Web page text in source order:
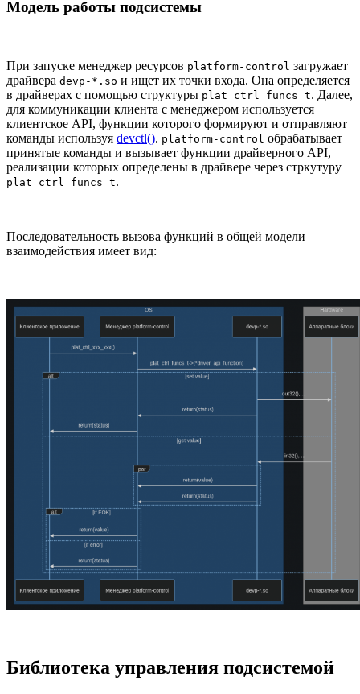
Модель работы подсистемы
При запуске менеджер ресурсов platform-control загружает
драйвера devp-*.so и ищет их точки входа. Она определяется
в драйверах с помощью структуры plat_ctrl_funcs_t. Далее,
для коммуникации клиента с менеджером используется
клиентское API, функции которого формируют и отправляют
команды используя devctl(). platform-control обрабатывает
принятые команды и вызывает функции драйверного API,
реализации которых определены в драйвере через стркутуру
plat_ctrl_funcs_t.
Последовательность вызова функций в общей модели
взаимодействия имеет вид:
Библиотека управления подсистемой